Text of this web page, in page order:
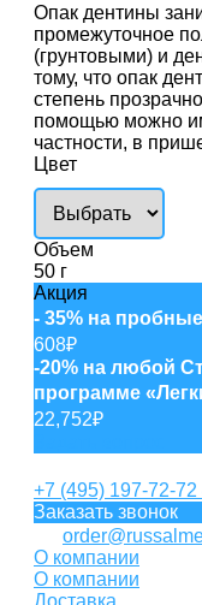
Опак дентины
промежуточное
(грунтовыми) и
тому, что опак
степень
помощью можно
частности, в
Цвет
Объем
50 г
Акция
- 35% на
608₽
-20% на любой
программе
22,752₽
+7 (495) 197-72-72
Заказать звонок
О компании
О компании
Доставка